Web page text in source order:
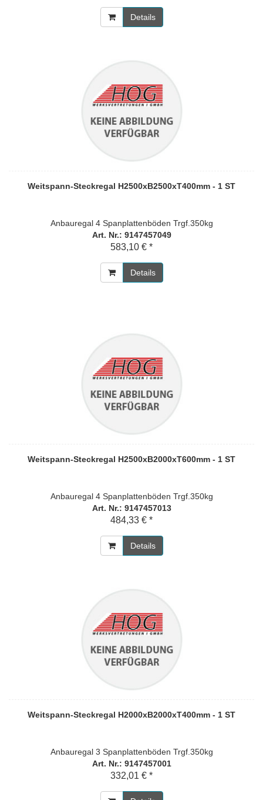
Details
Weitspann-Steckregal H2500xB2500xT400mm - 1 ST
Anbauregal 4 Spanplattenböden Trgf.350kg
Art. Nr.: 9147457049
583,10 € *
Details
Weitspann-Steckregal H2500xB2000xT600mm - 1 ST
Anbauregal 4 Spanplattenböden Trgf.350kg
Art. Nr.: 9147457013
484,33 € *
Details
Weitspann-Steckregal H2000xB2000xT400mm - 1 ST
Anbauregal 3 Spanplattenböden Trgf.350kg
Art. Nr.: 9147457001
332,01 € *